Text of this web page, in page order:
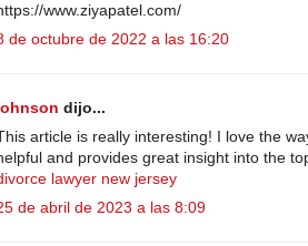
www.ziyapatel.com/
de octubre de 2022 a las 16:20
dijo...
article is really interesting! I love the
and provides great insight into the
lawyer new jersey
de abril de 2023 a las 8:09